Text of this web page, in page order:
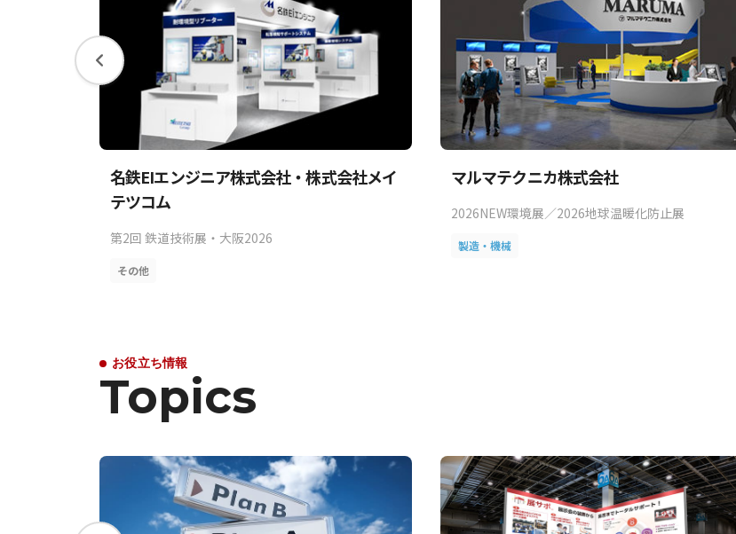
名鉄EIエンジニア株式会社・株式会社メイ
テツコム
第2回 鉄道技術展・大阪2026
その他
マルマテクニカ株式会社
2026NEW環境展／2026地球温暖化防止展
製造・機械
お役立ち情報
Topics